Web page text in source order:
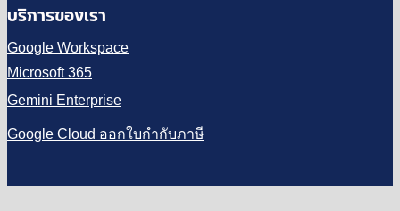
บริการของเรา
Google Workspace
Microsoft 365
Gemini Enterprise
Google Cloud ออกใบกำกับภาษี